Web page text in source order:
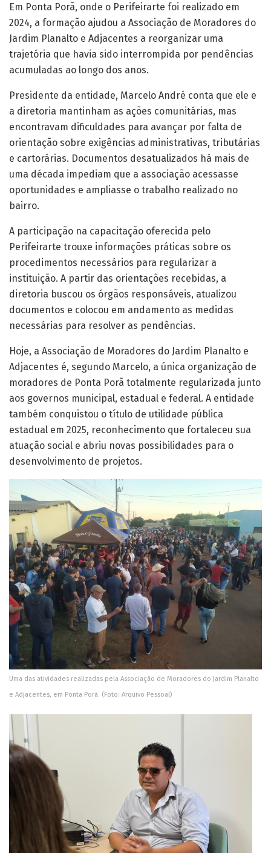
Em Ponta Porã, onde o Perifeirarte foi realizado em
2024, a formação ajudou a Associação de Moradores do
Jardim Planalto e Adjacentes a reorganizar uma
trajetória que havia sido interrompida por pendências
acumuladas ao longo dos anos.
Presidente da entidade, Marcelo André conta que ele e
a diretoria mantinham as ações comunitárias, mas
encontravam dificuldades para avançar por falta de
orientação sobre exigências administrativas, tributárias
e cartorárias. Documentos desatualizados há mais de
uma década impediam que a associação acessasse
oportunidades e ampliasse o trabalho realizado no
bairro.
A participação na capacitação oferecida pelo
Perifeirarte trouxe informações práticas sobre os
procedimentos necessários para regularizar a
instituição. A partir das orientações recebidas, a
diretoria buscou os órgãos responsáveis, atualizou
documentos e colocou em andamento as medidas
necessárias para resolver as pendências.
Hoje, a Associação de Moradores do Jardim Planalto e
Adjacentes é, segundo Marcelo, a única organização de
moradores de Ponta Porã totalmente regularizada junto
aos governos municipal, estadual e federal. A entidade
também conquistou o título de utilidade pública
estadual em 2025, reconhecimento que fortaleceu sua
atuação social e abriu novas possibilidades para o
desenvolvimento de projetos.
Uma das atividades realizadas pela Associação de Moradores do Jardim Planalto
e Adjacentes, em Ponta Porã. (Foto: Arquivo Pessoal)